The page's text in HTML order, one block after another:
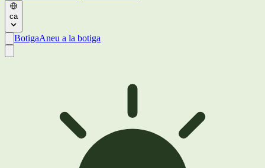
ca
BotigaAneu a la botiga